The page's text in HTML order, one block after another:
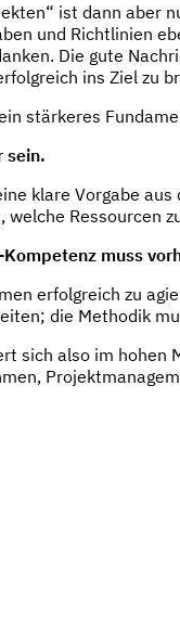
ist dann aber
und Richtlinien
Die gute
ins Ziel zu
stärkeres
sein.
klare Vorgabe
welche Ressourcen
muss
erfolgreich zu
die Methodik
sich also im hohen